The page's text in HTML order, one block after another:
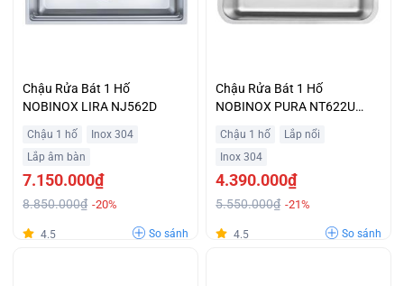
Chậu Rửa Bát 1 Hố
NOBINOX LIRA NJ562D
Chậu 1 hố
Inox 304
Lắp âm bàn
7.150.000₫
8.850.000₫ -20%
4.5 So sánh
Chậu Rửa Bát 1 Hố
NOBINOX PURA NT622U
Chậu 1 hố
Lắp nổi
Inox 304
4.390.000₫
5.550.000₫ -21%
4.5 So sánh